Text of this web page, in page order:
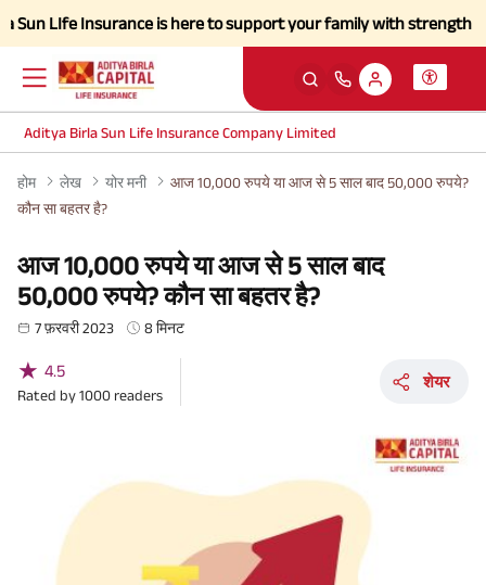
Insurance is here to support your family with strength and a
Aditya Birla Sun Life Insurance Company Limited
होम लेख योर मनी
आज 10,000 रुपये या आज से 5 साल बाद 50,000 रुपये?
कौन सा बहतर है?
आज 10,000 रुपये या आज से 5 साल बाद
50,000 रुपये? कौन सा बहतर है?
7 फ़रवरी 2023 8 मिनट
★ 4.5
Rated by1000 readers
शेयर